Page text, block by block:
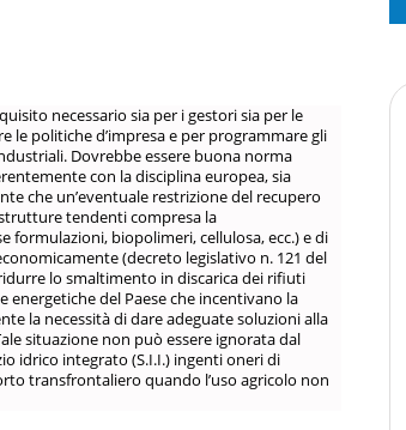
necessario sia per i gestori sia per le
politiche d’impresa e per programmare gli
Dovrebbe essere buona norma
con la disciplina europea, sia
che un’eventuale restrizione del recupero
tendenti compresa la
biopolimeri, cellulosa, ecc.) e di
(decreto legislativo n. 121 del
lo smaltimento in discarica dei rifiuti
del Paese che incentivano la
la necessità di dare adeguate soluzioni alla
situazione non può essere ignorata dal
idrico integrato (S.I.I.) ingenti oneri di
transfrontaliero quando l’uso agricolo non